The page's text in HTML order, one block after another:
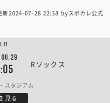
新2024-07-28 22:38 byスポカレ公式
Rソックス
スタジアム
見る